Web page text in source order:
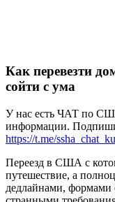
Как перевезти
сойти с ума
У нас есть ЧАТ по
информации.
https://t.me/
Переезд в США с
путешествие, а
дедлайнами, формами